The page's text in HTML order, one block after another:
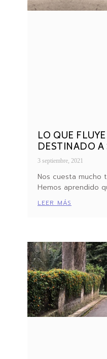
LO QUE
DESTINADO A
3 septiembre, 2021
Nos cuesta mucho
Hemos aprendido
LEER MÁS